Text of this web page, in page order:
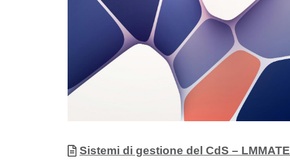
Sistemi di gestione del CdS – LMMATE